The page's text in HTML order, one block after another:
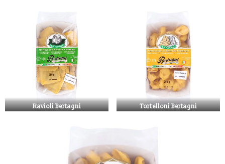
Ravioli Bertagni Tortelloni Bertagni